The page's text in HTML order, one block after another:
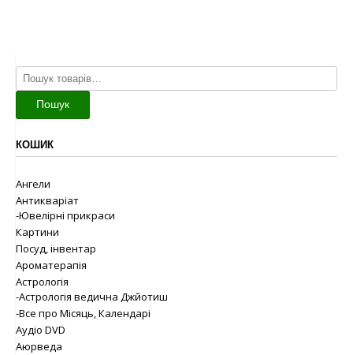
Шукати:
Пошук
КОШИК
Ангели
Антикваріат
-Ювелірні прикраси
Картини
Посуд, інвентар
Ароматерапія
Астрологія
-Астрологія ведична Джйотиш
-Все про Місяць, Календарі
Аудіо DVD
Аюрведа